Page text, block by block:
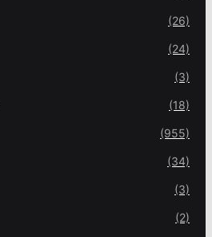
(26)
(24)
(3)
(18)
(955)
(34)
(3)
(2)